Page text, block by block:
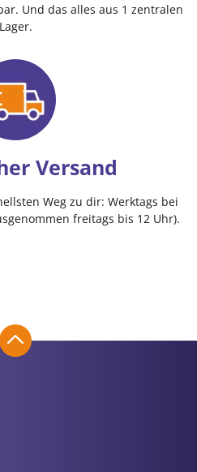
Und das alles aus 1 zentralen
Lager.
Versand
Weg zu dir: Werktags bei
freitags bis 12 Uhr).